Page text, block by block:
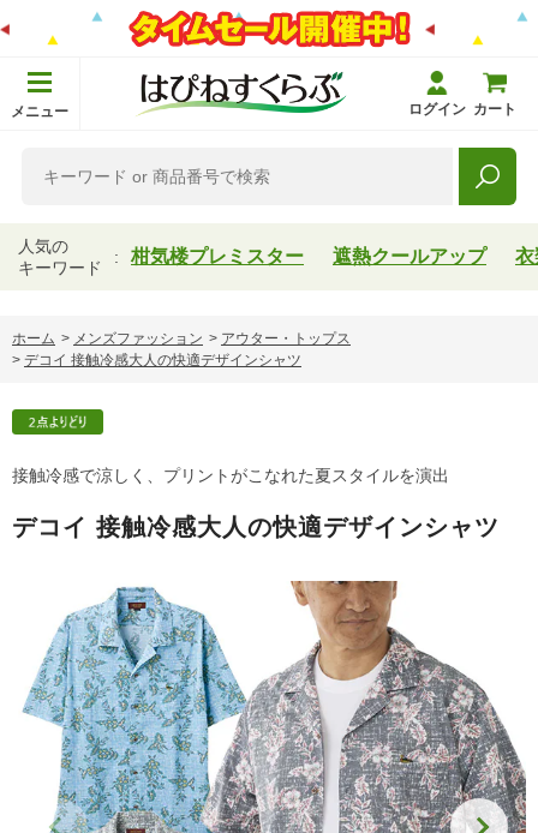
メニュー ログイン カート
人気の
キーワード
柑気楼プレミスター 遮熱クールアップ 衣
ホーム > メンズファッション > アウター・トップス
> デコイ 接触冷感大人の快適デザインシャツ
接触冷感で涼しく、プリントがこなれた夏スタイルを演出
デコイ 接触冷感大人の快適デザインシャツ